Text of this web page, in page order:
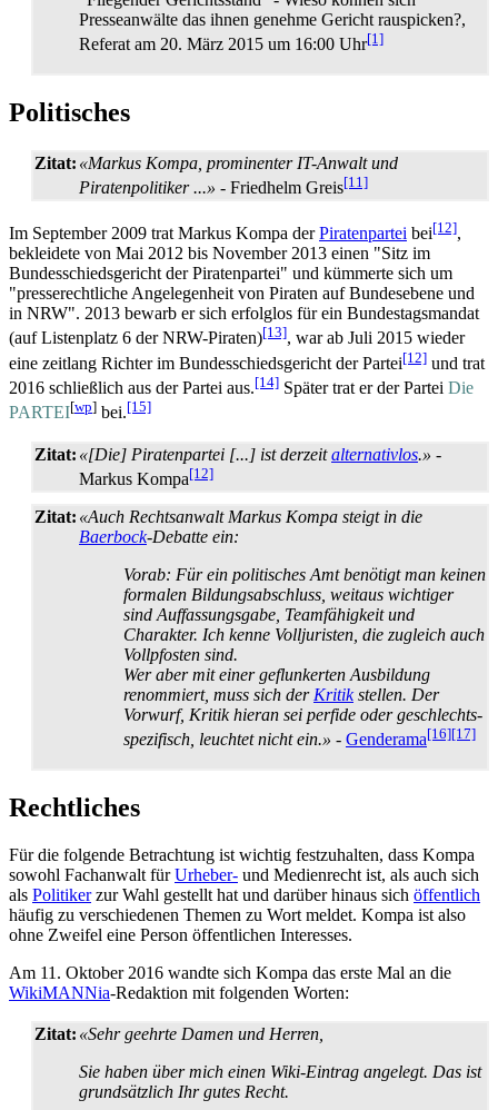
Presseanwälte das ihnen genehme Gericht rauspicken?,
Referat am 20. März 2015 um 16:00 Uhr[1]
Politisches
Zitat: «Markus Kompa, prominenter IT-Anwalt und
Piratenpolitiker ...» - Friedhelm Greis[11]
Im September 2009 trat Markus Kompa derPiratenpartei bei[12],
bekleidete von Mai 2012 bis November 2013 einen "Sitz im
Bundes­schieds­gericht der Piratenpartei" und kümmerte sich um
"presse­rechtliche Angelegenheit von Piraten auf Bundesebene und
in NRW". 2013 bewarb er sich erfolglos für ein Bundestags­mandat
(auf Listenplatz 6 der NRW-Piraten)[13], war ab Juli 2015 wieder
eine zeitlang Richter im Bundes­schieds­gericht der Partei[12] und trat
2016 schließlich aus der Partei aus.[14] Später trat er der Partei Die
PARTEI[wp] bei.[15]
Zitat: «[Die] Piratenpartei [...] ist derzeitalternativlos.» -
Markus Kompa[12]
Zitat: «Auch Rechtsanwalt Markus Kompa steigt in die
Baerbock-Debatte ein:
Vorab: Für ein politisches Amt benötigt man keinen
formalen Bildungs­abschluss, weitaus wichtiger
sind Auffassungs­gabe, Team­fähigkeit und
Charakter. Ich kenne Volljuristen, die zugleich auch
Vollpfosten sind.
Wer aber mit einer geflunkerten Ausbildung
renommiert, muss sich der Kritikstellen. Der
Vorwurf, Kritik hieran sei perfide oder geschlechts­
spezifisch, leuchtet nicht ein.» - Genderama[16][17]
Rechtliches
Für die folgende Betrachtung ist wichtig festzuhalten, dass Kompa
sowohl Fachanwalt fürUrheber- und Medienrecht ist, als auch sich
als Politikerzur Wahl gestellt hat und darüber hinaus sich öffentlich
häufig zu verschiedenen Themen zu Wort meldet. Kompa ist also
ohne Zweifel eine Person öffentlichen Interesses.
Am 11. Oktober 2016 wandte sich Kompa das erste Mal an die
WikiMANNia-Redaktion mit folgenden Worten:
Zitat: «Sehr geehrte Damen und Herren,
Sie haben über mich einen Wiki-Eintrag angelegt. Das ist
grundsätzlich Ihr gutes Recht.